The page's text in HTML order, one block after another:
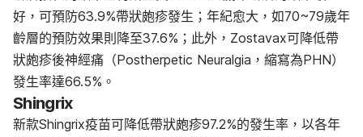
好，可預防63.9%帶狀皰疹發生；年紀愈大，如70~79歲年
齡層的預防效果則降至37.6%；此外，Zostavax可降低帶
狀皰疹後神經痛（Postherpetic Neuralgia，縮寫為PHN）
發生率達66.5%。
Shingrix
新款Shingrix疫苗可降低帶狀皰疹97.2%的發生率，以各年